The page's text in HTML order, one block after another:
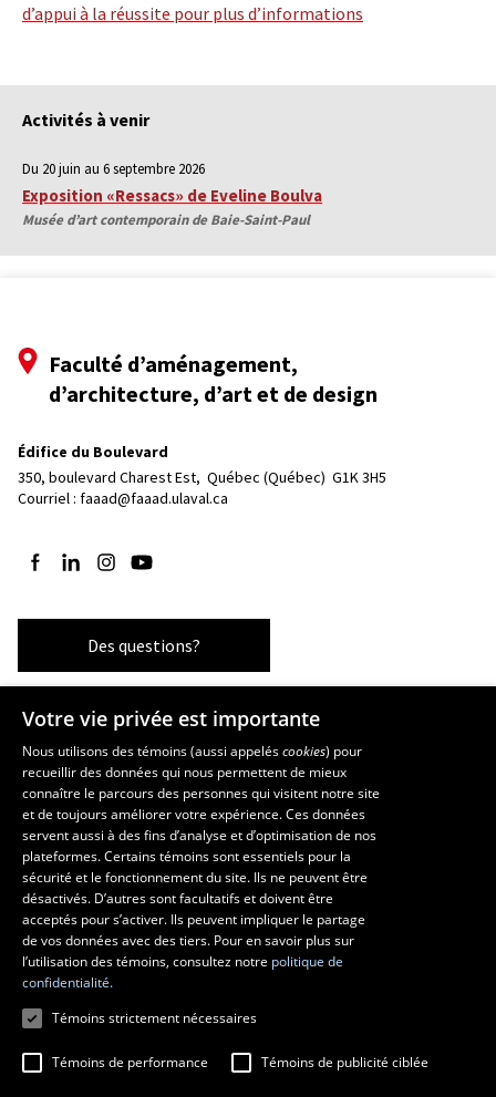
d’appui à la réussite pour plus d’informations
Activités à venir
Du 20 juin au 6 septembre 2026
Exposition «Ressacs» de Eveline Boulva
Musée d’art contemporain de Baie-Saint-Paul
Faculté d’aménagement,
d’architecture, d’art et de design
Édifice du Boulevard
350, boulevard Charest Est, Québec (Québec)  G1K 3H5
Courriel : faaad@faaad.ulaval.ca
Suivez-nous sur Facebook
Suivez-nous sur LinkedIn
Suivez-nous sur Instagram
Suivez-nous sur YouTube
Des questions?
Les écoles et la recherche
École supérieure d’aménagement du territoire et de développement
régional
École d’architecture
École d’art
École de design
Centre de recherche en aménagement et développement
Votre vie privée est importante
Nous utilisons des témoins (aussi appeléscookies) pour
recueillir des données qui nous permettent de mieux
connaître le parcours des personnes qui visitent notre site
et de toujours améliorer votre expérience. Ces données
servent aussi à des fins d’analyse et d’optimisation de nos
plateformes. Certains témoins sont essentiels pour la
sécurité et le fonctionnement du site. Ils ne peuvent être
désactivés. D’autres sont facultatifs et doivent être
acceptés pour s’activer. Ils peuvent impliquer le partage
de vos données avec des tiers. Pour en savoir plus sur
l’utilisation des témoins, consultez notre politique de
confidentialité.
Témoins strictement nécessaires
Témoins de performance Témoins de publicité ciblée